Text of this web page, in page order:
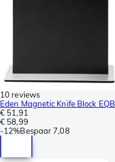
10 reviews
Eden Magnetic Knife Block
€ 51,91
€ 58,99
-12%Bespaar 7,08